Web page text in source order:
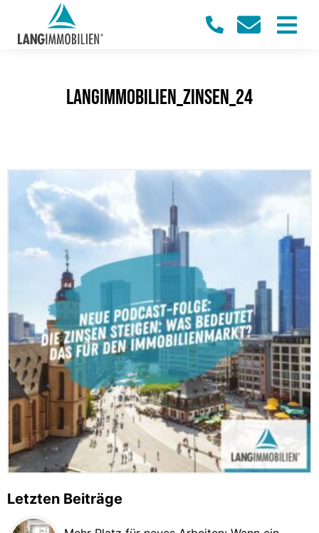
LangImmobilien_Zinsen_24
Letzten Beiträge